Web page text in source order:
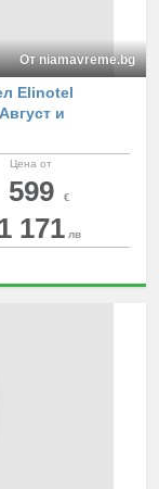
От niamavreme.bg
Elinotel
и
Цена от
599 €
171 лв